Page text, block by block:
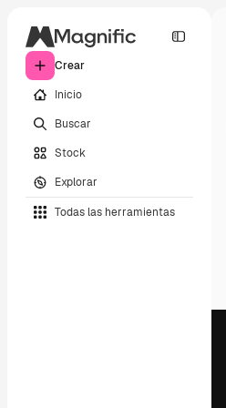
Crear
Inicio
Buscar
Stock
Explorar
Todas las herramientas